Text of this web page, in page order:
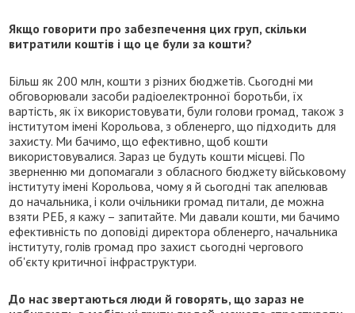
Якщо говорити про забезпечення цих груп, скільки
витратили коштів і що це були за кошти?
Більш як 200 млн, кошти з різних бюджетів. Сьогодні ми
обговорювали засоби радіоелектронної боротьби, їх
вартість, як їх використовувати, були голови громад, також з
інститутом імені Корольова, з обленерго, що підходить для
захисту. Ми бачимо, що ефективно, щоб кошти
використовувалися. Зараз це будуть кошти місцеві. По
зверненню ми допомагали з обласного бюджету військовому
інституту імені Корольова, чому я й сьогодні так апелював
до начальника, і коли очільники громад питали, де можна
взяти РЕБ, я кажу – запитайте. Ми давали кошти, ми бачимо
ефективність по доповіді директора обленерго, начальника
інституту, голів громад про захист сьогодні чергового
об'єкту критичної інфраструктури.
До нас звертаються люди й говорять, що зараз не